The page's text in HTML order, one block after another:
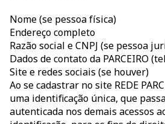
Nome (se pessoa física)
Endereço completo
Razão social e CNPJ (se pessoa
Dados de contato da PARCEIRO
Site e redes sociais (se houver)
Ao se cadastrar no site REDE
uma identificação única, que
autenticada nos demais acessos